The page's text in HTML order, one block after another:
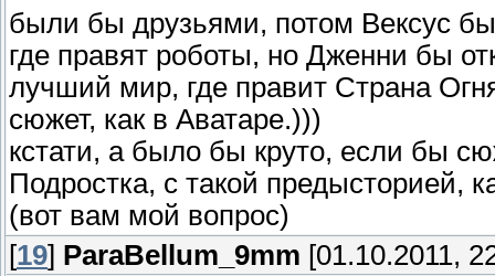
были бы друзьями, потом Вексус
где правят роботы, но Дженни бы
лучший мир, где правит Страна
сюжет, как в Аватаре.)))
кстати, а было бы круто, если бы
Подростка, с такой предысторией,
(вот вам мой вопрос)
[19] ParaBellum_9mm [01.10.2011,